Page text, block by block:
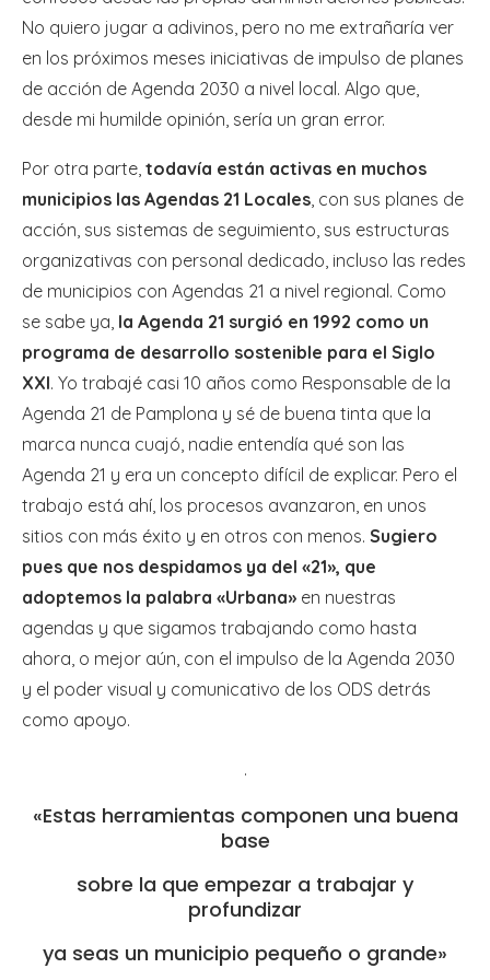
No quiero jugar a adivinos, pero no me extrañaría ver
en los próximos meses iniciativas de impulso de planes
de acción de Agenda 2030 a nivel local. Algo que,
desde mi humilde opinión, sería un gran error.
Por otra parte, todavía están activas en muchos
municipios las Agendas 21 Locales, con sus planes de
acción, sus sistemas de seguimiento, sus estructuras
organizativas con personal dedicado, incluso las redes
de municipios con Agendas 21 a nivel regional. Como
se sabe ya, la Agenda 21 surgió en 1992 como un
programa de desarrollo sostenible para el Siglo
XXI. Yo trabajé casi 10 años como Responsable de la
Agenda 21 de Pamplona y sé de buena tinta que la
marca nunca cuajó, nadie entendía qué son las
Agenda 21 y era un concepto difícil de explicar. Pero el
trabajo está ahí, los procesos avanzaron, en unos
sitios con más éxito y en otros con menos. Sugiero
pues que nos despidamos ya del «21», que
adoptemos la palabra «Urbana» en nuestras
agendas y que sigamos trabajando como hasta
ahora, o mejor aún, con el impulso de la Agenda 2030
y el poder visual y comunicativo de los ODS detrás
como apoyo.
.
«Estas herramientas componen una buena
base
sobre la que empezar a trabajar y
profundizar
ya seas un municipio pequeño o grande»